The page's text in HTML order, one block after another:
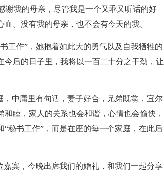
谢我的母亲，尽管我是一个又乖又听话的好
。没有我的母亲，也不会有今天的我。
工作”，她抱着如此大的勇气以及自我牺牲的
后的日子里，我将以一百二十分之干劲，让
，中庸里有句话，妻子好合，兄弟既翕，宜尔
睦，家人的关系也会和谐，心情也会愉快，
秘书工作”，而是在座的每一个家庭，在此后
宾，今晚出席我们的婚礼，和我们一起分享